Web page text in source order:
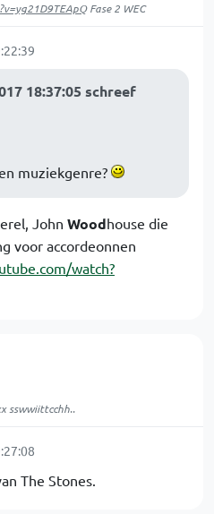
Fase 2 WEC
18:37:05 schreef
muziekgenre?
John Woodhouse die
voor accordeonnen
watch?
sswwiittcchh..
The Stones.